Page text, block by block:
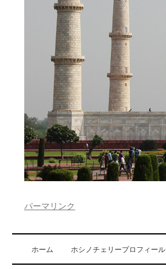
パーマリンク
ホーム ホシノチェリープロフィール